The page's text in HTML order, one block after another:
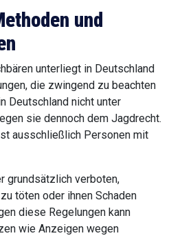
und
unterliegt in Deutschland
die zwingend zu beachten
Deutschland nicht unter
sie dennoch dem Jagdrecht.
ausschließlich Personen mit
grundsätzlich verboten,
töten oder ihnen Schaden
diese Regelungen kann
wie Anzeigen wegen